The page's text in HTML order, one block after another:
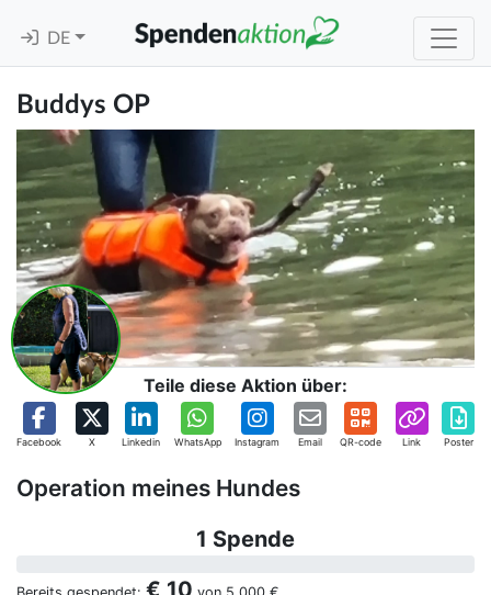
DE
Buddys OP
Teile diese Aktion über:
Facebook X Linkedin WhatsApp Instagram Email QR-code Link Poster
Operation meines Hundes
1 Spende